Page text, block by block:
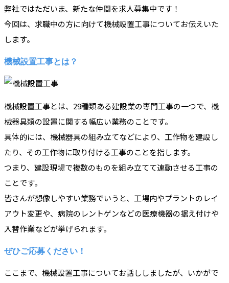
弊社ではただいま、新たな仲間を求人募集中です！
今回は、求職中の方に向けて機械設置工事についてお伝えいた
します。
機械設置工事とは？
機械設置工事とは、29種類ある建設業の専門工事の一つで、機
械器具類の設置に関する幅広い業務のことです。
具体的には、機械器具の組み立てなどにより、工作物を建設し
たり、その工作物に取り付ける工事のことを指します。
つまり、建設現場で複数のものを組み立てて連動させる工事の
ことです。
皆さんが想像しやすい業務でいうと、工場内やプラントのレイ
アウト変更や、病院のレントゲンなどの医療機器の据え付けや
入替作業などが挙げられます。
ぜひご応募ください！
ここまで、機械設置工事についてお話ししましたが、いかがで